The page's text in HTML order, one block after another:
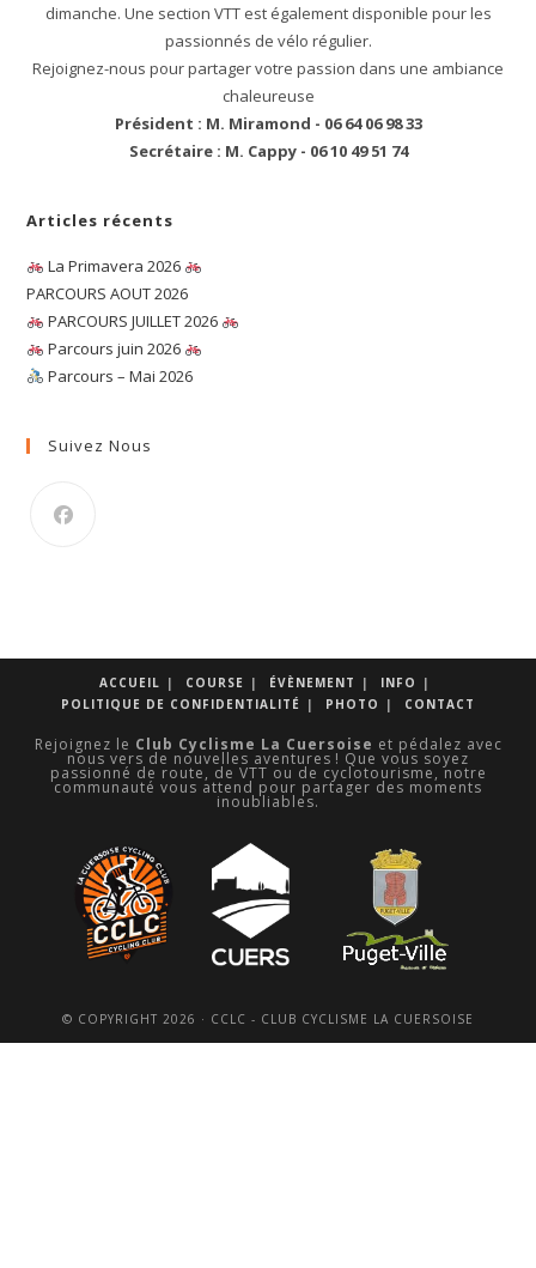
dimanche. Une section VTT est également disponible pour les
passionnés de vélo régulier.
Rejoignez-nous pour partager votre passion dans une ambiance
chaleureuse
Président : M. Miramond - 06 64 06 98 33
Secrétaire : M. Cappy - 06 10 49 51 74
Articles récents
La Primavera 2026
PARCOURS AOUT 2026
PARCOURS JUILLET 2026
Parcours juin 2026
Parcours – Mai 2026
Suivez Nous
ACCUEIL COURSE ÉVÈNEMENT
INFO
POLITIQUE DE CONFIDENTIALITÉ
PHOTO CONTACT
Rejoignez le Club Cyclisme La Cuersoise et pédalez avec
nous vers de nouvelles aventures ! Que vous soyez
passionné de route, de VTT ou de cyclotourisme, notre
communauté vous attend pour partager des moments
inoubliables.
© COPYRIGHT 2026 · CCLC - CLUB CYCLISME LA CUERSOISE